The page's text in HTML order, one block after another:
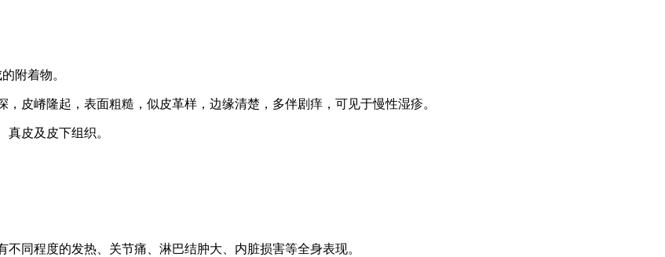
附着物。
皮嵴隆起，表面粗糙，似皮革样，边缘清楚，多伴剧痒，可见于慢性湿疹。
真皮及皮下组织。
同程度的发热、关节痛、淋巴结肿大、内脏损害等全身表现。